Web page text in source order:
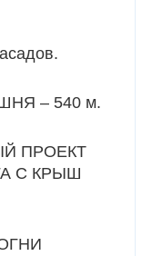
– 540 м.
ПРОЕКТ
С КРЫШ